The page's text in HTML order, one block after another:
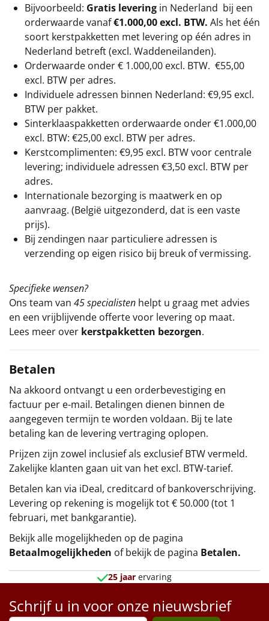
Bijvoorbeeld: Gratis levering in Nederland bij een
orderwaarde vanaf€1.000,00 excl. BTW. Als het één
soort kerstpakketten met levering op één adres in
Nederland betreft (excl. Waddeneilanden).
Orderwaarde onder € 1.000,00 excl. BTW. €55,00
excl. BTW per adres.
Individuele adressen binnen Nederland: €9,95 excl.
BTW per pakket.
Sinterklaaspakketten orderwaarde onder €1.000,00
excl. BTW: €25,00 excl. BTW per adres.
Kerstcomplimenten: €9,95 excl. BTW voor centrale
levering; individuele adressen €3,50 excl. BTW per
adres.
Internationale bezorging is maatwerk en op
aanvraag. (België uitgezonderd, dat is een vaste
prijs).
Bij zendingen naar particuliere adressen is
verzending op eigen risico bij breuk of vermissing.
Specifieke wensen?
Ons team van 45 specialisten helpt u graag met advies
en een vrijblijvende offerte voor levering op maat.
Lees meer over kerstpakketten bezorgen.
Betalen
Na akkoord ontvangt u een orderbevestiging en
factuur per e-mail. Betalingen dienen binnen de
aangegeven termijn te worden voldaan. Bij te late
betaling kan de levering vertraging oplopen.
Prijzen zijn zowel inclusief als exclusief BTW vermeld.
Zakelijke klanten gaan uit van het excl. BTW-tarief.
Betalen kan via iDeal, creditcard of bankoverschrijving.
Levering op rekening is mogelijk tot € 50.000 (tot 1
februari, met bankgarantie).
Bekijk alle mogelijkheden op de pagina
Betaalmogelijkheden of bekijk de pagina Betalen.
25 jaar ervaring
Schrijf u in voor onze nieuwsbrief